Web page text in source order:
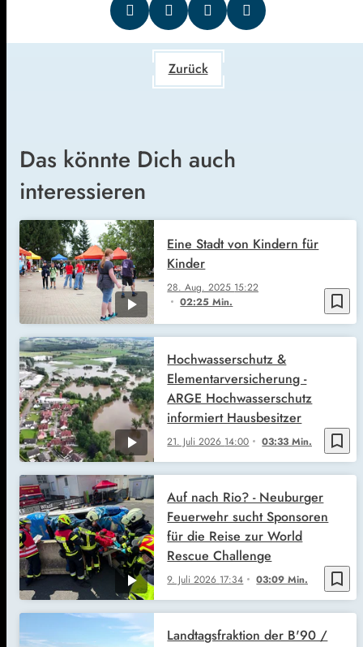
Zurück
Das könnte Dich auch
interessieren
bookmark_border
28. Aug. 2025 15:22
02:25 Min.
Eine Stadt von Kindern für
Kinder
bookmark_border
21. Juli 2026 14:00 03:33 Min.
Hochwasserschutz &
Elementarversicherung -
ARGE Hochwasserschutz
informiert Hausbesitzer
bookmark_border
9. Juli 2026 17:34 03:09 Min.
Auf nach Rio? - Neuburger
Feuerwehr sucht Sponsoren
für die Reise zur World
Rescue Challenge
Landtagsfraktion der B'90 /